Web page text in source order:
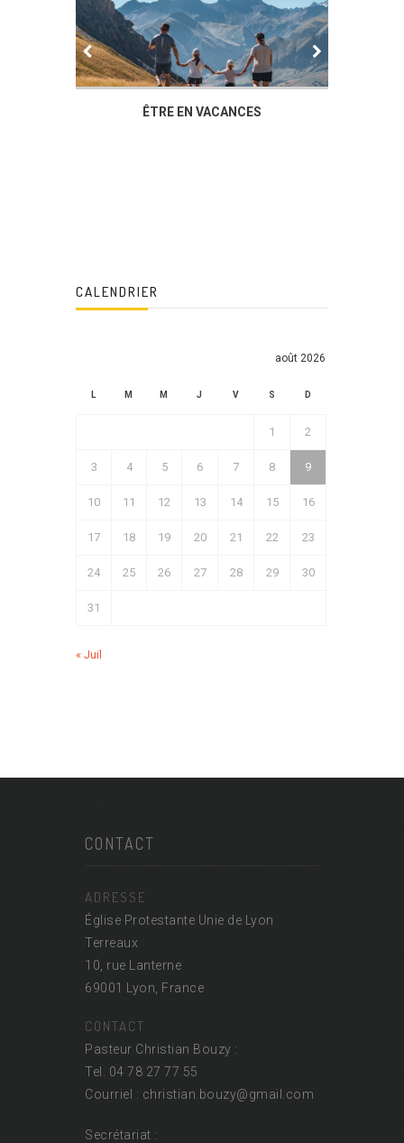
ÊTRE EN VACANCES
CALENDRIER
août 2026
L M M J V S D
1 2
3 4 5 6 7 8 9
10 11 12 13 14 15 16
17 18 19 20 21 22 23
24 25 26 27 28 29 30
31
« Juil
CONTACT
ADRESSE
Église Protestante Unie de Lyon
Terreaux
10, rue Lanterne
69001 Lyon, France
CONTACT
Pasteur Christian Bouzy :
Tel. 04 78 27 77 55
Courriel : christian.bouzy@gmail.com
Secrétariat :